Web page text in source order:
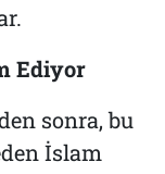
Ediyor
sonra, bu
İslam